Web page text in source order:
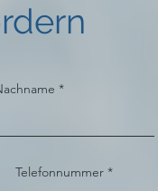
Telefonnummer